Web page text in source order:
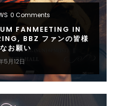
0 Comments
FANMEETING IN
BBZ ファンの皆様
お願い
5月12日